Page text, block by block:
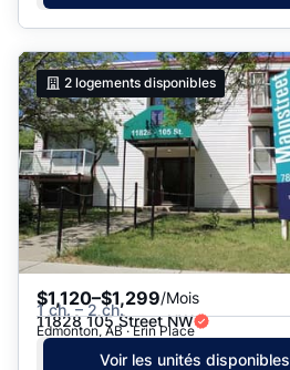
2 logements disponibles
$1,120–$1,299/Mois
1 ch. – 2 ch.
11828 105 Street NW
Edmonton, AB · Erin Place
Voir les unités disponibles